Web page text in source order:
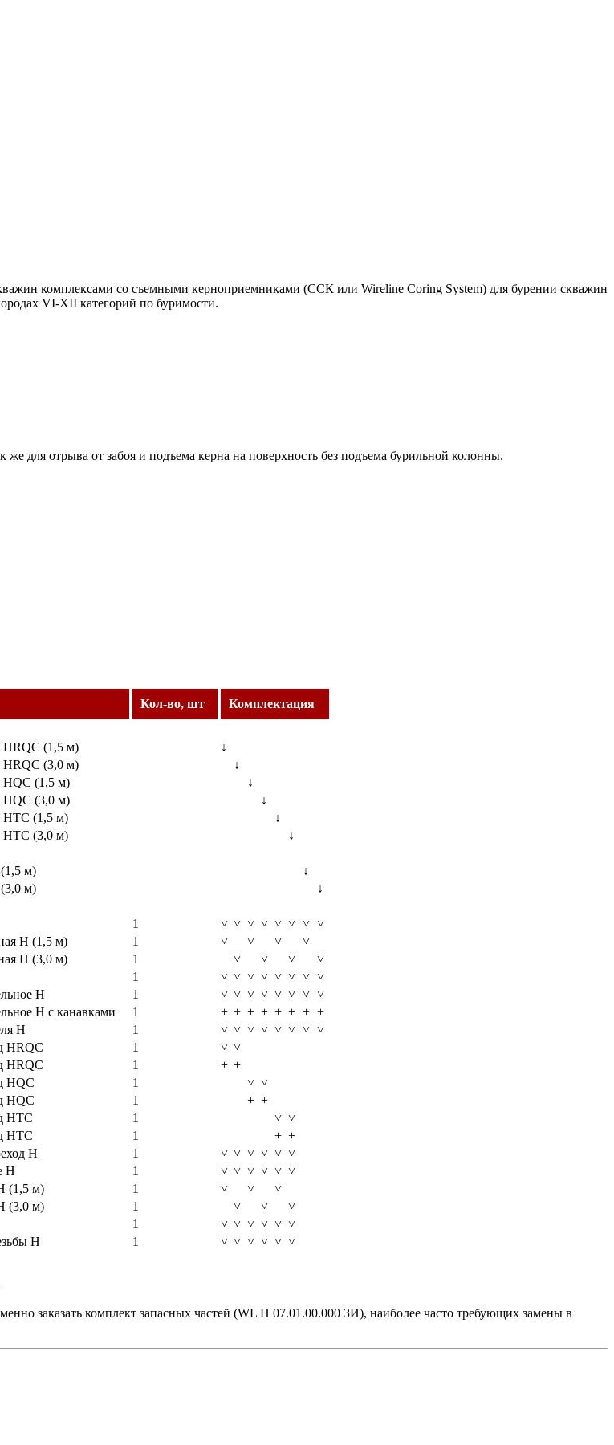
комплексами со съемными керноприемниками (ССК или Wireline Coring System) для бурении скважин
VI-XII категорий по буримости.
для отрыва от забоя и подъема керна на поверхность без подъема бурильной колонны.
Кол-во, шт
Комплектация
HRQC (1,5 м)
↓
HRQC (3,0 м)
↓
HQC (1,5 м)
↓
HQC (3,0 м)
↓
HTC (1,5 м)
↓
HTC (3,0 м)
↓
м)
↓
м)
↓
1 ˅ ˅ ˅ ˅ ˅ ˅ ˅ ˅
H (1,5 м) 1 ˅ ˅ ˅
˅
H (3,0 м) 1 ˅ ˅ ˅
˅
1 ˅ ˅ ˅ ˅ ˅ ˅ ˅ ˅
H 1 ˅ ˅ ˅ ˅ ˅ ˅ ˅ ˅
H с канавками 1 + + + + + + + +
H 1 ˅ ˅ ˅ ˅ ˅ ˅ ˅ ˅
HRQC 1 ˅ ˅
HRQC 1 + +
HQC 1 ˅ ˅
HQC 1 + +
HTC 1 ˅ ˅
HTC 1 + +
H 1 ˅ ˅ ˅ ˅ ˅ ˅
H 1 ˅ ˅ ˅ ˅ ˅ ˅
(1,5 м) 1 ˅ ˅
˅
(3,0 м) 1 ˅ ˅
˅
1 ˅ ˅ ˅ ˅ ˅ ˅
H 1 ˅ ˅ ˅ ˅ ˅ ˅
заказать комплект запасных частей (WL H 07.01.00.000 ЗИ), наиболее часто требующих замены в